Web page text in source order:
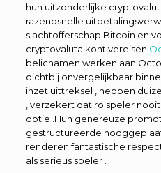
hun uitzonderlijke
razendsnelle
slachtofferschap Bitcoin en
cryptovaluta kont vereisen
belichamen werken aan
dichtbij onvergelijkbaar
inzet uittreksel , hebben
, verzekert dat rolspeler
optie .Hun genereuze
gestructureerde
renderen fantastische
als serieus speler .